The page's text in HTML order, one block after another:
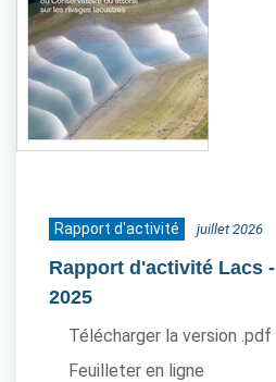
Rapport d'activité juillet 2026
Rapport d'activité Lacs -
2025
Télécharger la version .pdf
Feuilleter en ligne